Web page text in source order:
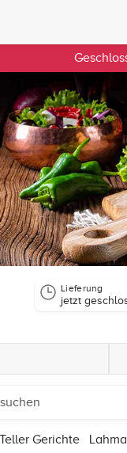
Lieferung
jetzt
Teller Gerichte